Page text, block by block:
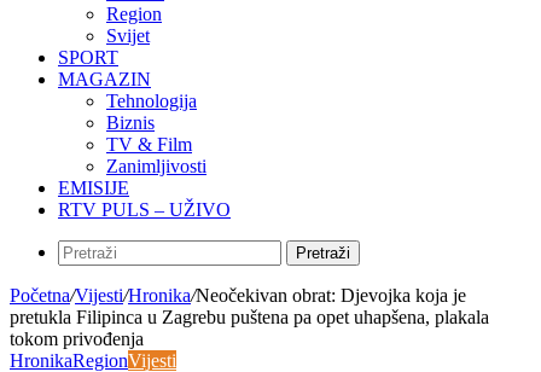
Region
Svijet
SPORT
MAGAZIN
Tehnologija
Biznis
TV & Film
Zanimljivosti
EMISIJE
RTV PULS – UŽIVO
Pretraži
Početna/Vijesti/Hronika/Neočekivan obrat: Djevojka koja je
pretukla Filipinca u Zagrebu puštena pa opet uhapšena, plakala
tokom privođenja
HronikaRegionVijesti